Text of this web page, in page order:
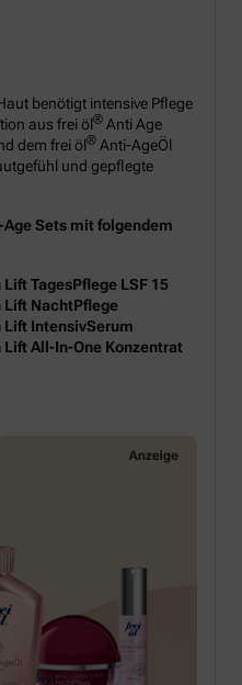
benötigt intensive Pflege
aus frei öl® Anti Age
dem frei öl® Anti-AgeÖl
und gepflegte
Sets mit folgendem
TagesPflege LSF 15
Lift NachtPflege
Lift IntensivSerum
Lift All-In-One Konzentrat